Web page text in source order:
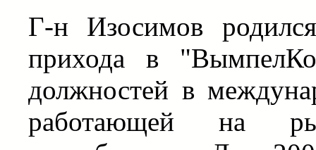
Г-н Изосимов
прихода в
должностей в
работающей на